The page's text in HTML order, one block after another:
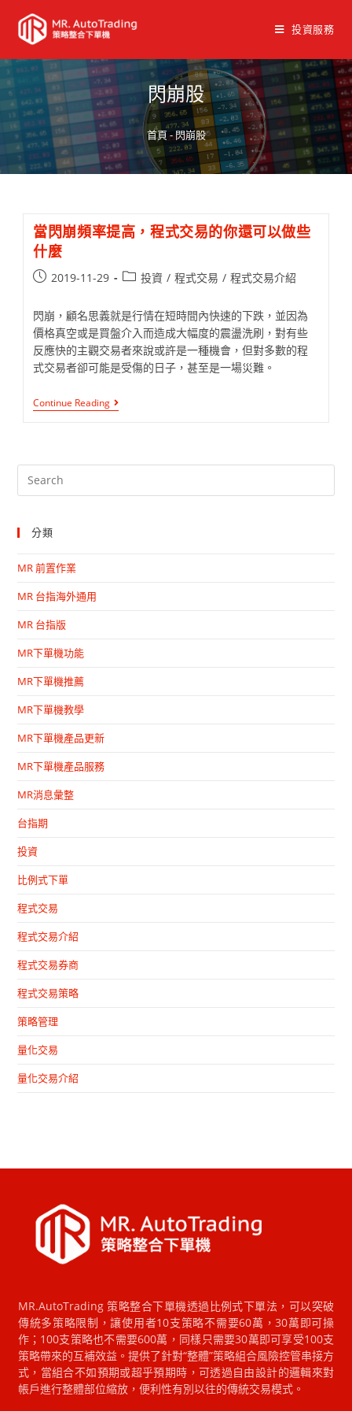
投資服務
閃崩股
首頁-閃崩股
當閃崩頻率提高，程式交易的你還可以做些
什麼
2019-11-29 投資 / 程式交易 / 程式交易介紹
閃崩，顧名思義就是行情在短時間內快速的下跌，並因為
價格真空或是買盤介入而造成大幅度的震盪洗刷，對有些
反應快的主觀交易者來說或許是一種機會，但對多數的程
式交易者卻可能是受傷的日子，甚至是一場災難。
Continue Reading
分類
MR 前置作業
MR 台指海外通用
MR 台指版
MR下單機功能
MR下單機推薦
MR下單機教學
MR下單機產品更新
MR下單機產品服務
MR消息彙整
台指期
投資
比例式下單
程式交易
程式交易介紹
程式交易券商
程式交易策略
策略管理
量化交易
量化交易介紹
MR.AutoTrading 策略整合下單機透過比例式下單法，可以突破
傳統多策略限制，讓使用者10支策略不需要60萬，30萬即可操
作；100支策略也不需要600萬，同樣只需要30萬即可享受100支
策略帶來的互補效益。提供了針對“整體”策略組合風險控管串接方
式，當組合不如預期或超乎預期時，可透過自由設計的邏輯來對
帳戶進行整體部位縮放，便利性有別以往的傳統交易模式。